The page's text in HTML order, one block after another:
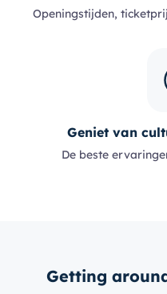
Openingstijden,
Geniet van
De beste
Getting